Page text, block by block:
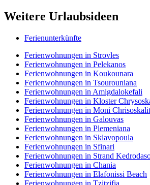
Weitere Urlaubsideen
Ferienunterkünfte
Ferienwohnungen in Strovles
Ferienwohnungen in Pelekanos
Ferienwohnungen in Koukounara
Ferienwohnungen in Tsourouniana
Ferienwohnungen in Amigdalokefali
Ferienwohnungen in Kloster
Ferienwohnungen in Moni
Ferienwohnungen in Galouvas
Ferienwohnungen in Plemeniana
Ferienwohnungen in Sklavopoula
Ferienwohnungen in Sfinari
Ferienwohnungen in Strand
Ferienwohnungen in Chania
Ferienwohnungen in Elafonissi Beach
Ferienwohnungen in Tzitzifia